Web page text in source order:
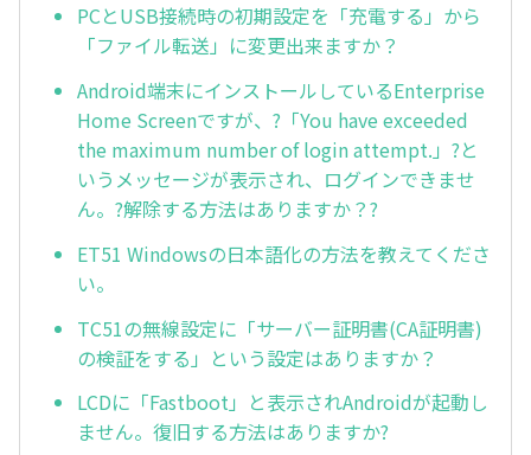
PCとUSB接続時の初期設定を「充電する」から
「ファイル転送」に変更出来ますか？
Android端末にインストールしているEnterprise
Home Screenですが、?「You have exceeded
the maximum number of login attempt.」?と
いうメッセージが表示され、ログインできませ
ん。?解除する方法はありますか？?
ET51 Windowsの日本語化の方法を教えてくださ
い。
TC51の無線設定に「サーバー証明書(CA証明書)
の検証をする」という設定はありますか？
LCDに「Fastboot」と表示されAndroidが起動し
ません。復旧する方法はありますか?